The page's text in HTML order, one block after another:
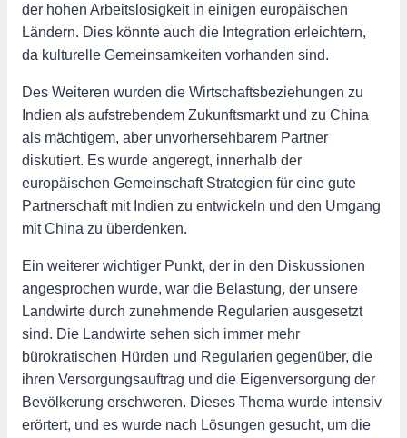
der hohen Arbeitslosigkeit in einigen europäischen
Ländern. Dies könnte auch die Integration erleichtern,
da kulturelle Gemeinsamkeiten vorhanden sind.
Des Weiteren wurden die Wirtschaftsbeziehungen zu
Indien als aufstrebendem Zukunftsmarkt und zu China
als mächtigem, aber unvorhersehbarem Partner
diskutiert. Es wurde angeregt, innerhalb der
europäischen Gemeinschaft Strategien für eine gute
Partnerschaft mit Indien zu entwickeln und den Umgang
mit China zu überdenken.
Ein weiterer wichtiger Punkt, der in den Diskussionen
angesprochen wurde, war die Belastung, der unsere
Landwirte durch zunehmende Regularien ausgesetzt
sind. Die Landwirte sehen sich immer mehr
bürokratischen Hürden und Regularien gegenüber, die
ihren Versorgungsauftrag und die Eigenversorgung der
Bevölkerung erschweren. Dieses Thema wurde intensiv
erörtert, und es wurde nach Lösungen gesucht, um die